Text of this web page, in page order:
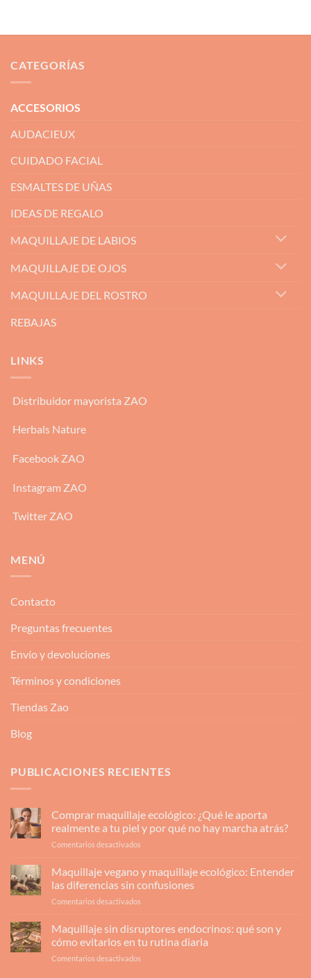
CATEGORÍAS
ACCESORIOS
AUDACIEUX
CUIDADO FACIAL
ESMALTES DE UÑAS
IDEAS DE REGALO
MAQUILLAJE DE LABIOS
MAQUILLAJE DE OJOS
MAQUILLAJE DEL ROSTRO
REBAJAS
LINKS
Distribuidor mayorista ZAO
Herbals Nature
Facebook ZAO
Instagram ZAO
Twitter ZAO
MENÚ
Contacto
Preguntas frecuentes
Envío y devoluciones
Términos y condiciones
Tiendas Zao
Blog
PUBLICACIONES RECIENTES
Comprar maquillaje ecológico: ¿Qué le aporta
realmente a tu piel y por qué no hay marcha atrás?
Comentarios desactivados
ecológico:
¿Qué
realmente
Maquillaje vegano y maquillaje ecológico: Entender
las diferencias sin confusiones
Comentarios desactivados
vegano
y
maquillaje
Maquillaje sin disruptores endocrinos: qué son y
cómo evitarlos en tu rutina diaria
Comentarios desactivados